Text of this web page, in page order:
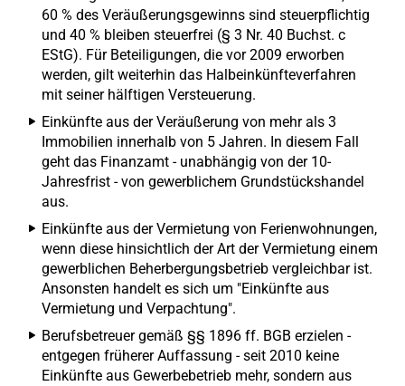
60 % des Veräußerungsgewinns sind steuerpflichtig
und 40 % bleiben steuerfrei (§ 3 Nr. 40 Buchst. c
EStG). Für Beteiligungen, die vor 2009 erworben
werden, gilt weiterhin das Halbeinkünfteverfahren
mit seiner hälftigen Versteuerung.
Einkünfte aus der Veräußerung von mehr als 3
Immobilien innerhalb von 5 Jahren. In diesem Fall
geht das Finanzamt - unabhängig von der 10-
Jahresfrist - von gewerblichem Grundstückshandel
aus.
Einkünfte aus der Vermietung von Ferienwohnungen,
wenn diese hinsichtlich der Art der Vermietung einem
gewerblichen Beherbergungsbetrieb vergleichbar ist.
Ansonsten handelt es sich um "Einkünfte aus
Vermietung und Verpachtung".
Berufsbetreuer gemäß §§ 1896 ff. BGB erzielen -
entgegen früherer Auffassung - seit 2010 keine
Einkünfte aus Gewerbebetrieb mehr, sondern aus